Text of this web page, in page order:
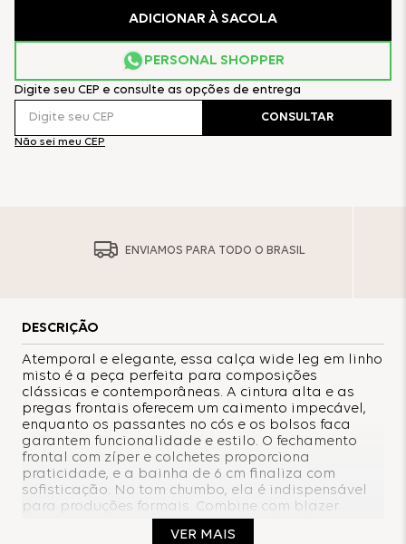
ADICIONAR À SACOLA
PERSONAL SHOPPER
Digite seu CEP e consulte as opções de entrega
Não sei meu CEP
CONSULTAR
ENVIAMOS PARA TODO O BRASIL
DESCRIÇÃO
Atemporal e elegante, essa calça wide leg em linho
misto é a peça perfeita para composições
clássicas e contemporâneas. A cintura alta e as
pregas frontais oferecem um caimento impecável,
enquanto os passantes no cós e os bolsos faca
garantem funcionalidade e estilo. O fechamento
frontal com zíper e colchetes proporciona
praticidade, e a bainha de 6 cm finaliza com
sofisticação. No tom chumbo, ela é indispensável
para produções formais. Combine com blazer
estruturado e scarpin para um visual poderoso.
VER MAIS